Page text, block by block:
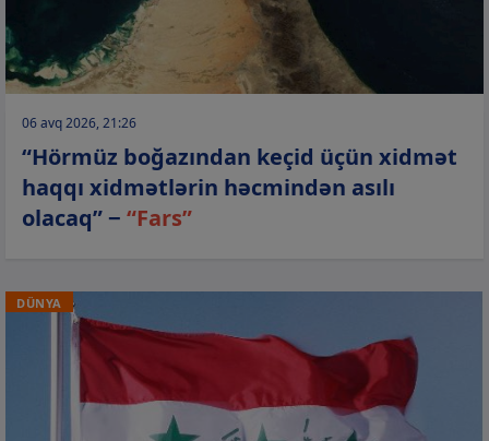
06 avq 2026, 21:26
“Hörmüz boğazından keçid üçün xidmət
haqqı xidmətlərin həcmindən asılı
olacaq” − “Fars”
DÜNYA